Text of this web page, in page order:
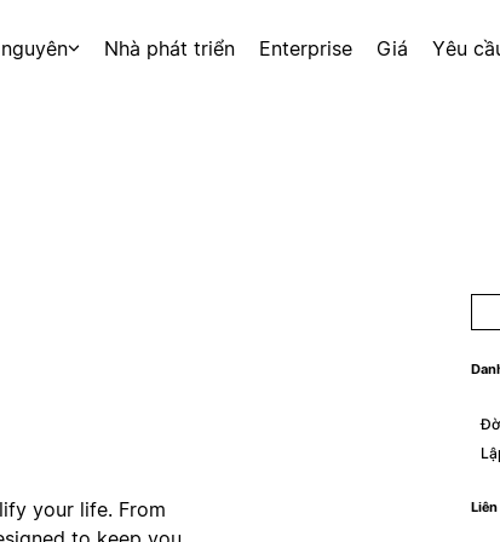
Nhà phát triển Enterprise Giá Yêu
your life. From